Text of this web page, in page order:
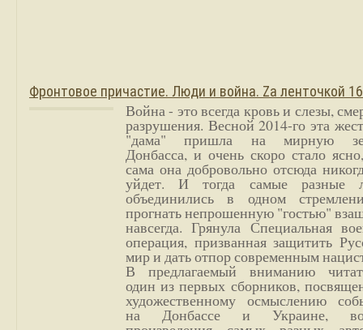
Фронтовое причастие. Люди и война. Zа ленточкой
Война - это всегда кровь и слезы,
разрушения. Весной 2014-го эта
"дама" пришла на мирную
Донбасса, и очень скоро стало
сама она добровольно отсюда
уйдет. И тогда самые разные
объединились в одном
прогнать непрошенную "гостью"
навсегда. Грянула Специальная
операция, призванная защитить
мир и дать отпор современным
В предлагаемый вниманию
один из первых сборников,
художественному осмыслению
на Донбассе и Украине,